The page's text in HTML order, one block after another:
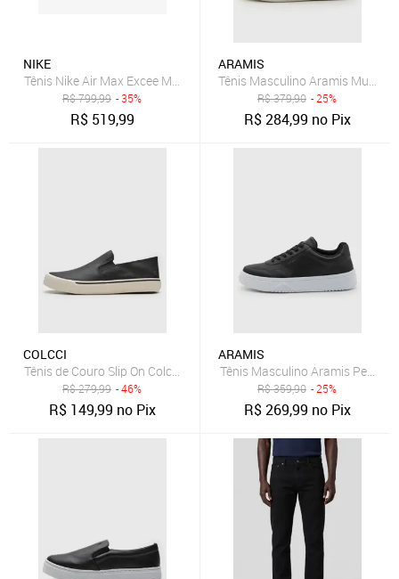
NIKE
Tênis Nike Air Max Excee Masculino
R$799,99 - 35%
R$ 519,99
ARAMIS
Tênis Masculino Aramis Multi
R$379,90 - 25%
R$284,99 no Pix
COLCCI
Tênis de Couro Slip On Colcci Conforto Preto
R$279,99 - 46%
R$ 149,99 no Pix
ARAMIS
Tênis Masculino Aramis Peak
R$359,90 - 25%
R$269,99 no Pix